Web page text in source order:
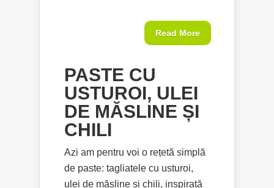
Read More
PASTE CU
USTUROI, ULEI
DE MĂSLINE ȘI
CHILI
Azi am pentru voi o rețetă simplă
de paste: tagliatele cu usturoi,
ulei de măsline și chili, inspirată